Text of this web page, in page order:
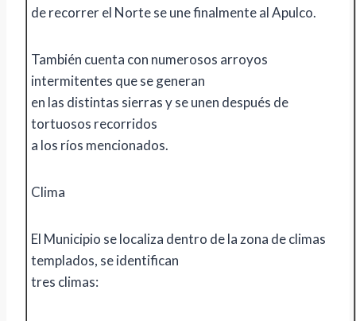
de recorrer el Norte se une finalmente al Apulco.
También cuenta con numerosos arroyos
intermitentes que se generan
en las distintas sierras y se unen después de
tortuosos recorridos
a los ríos mencionados.
Clima
El Municipio se localiza dentro de la zona de climas
templados, se identifican
tres climas: